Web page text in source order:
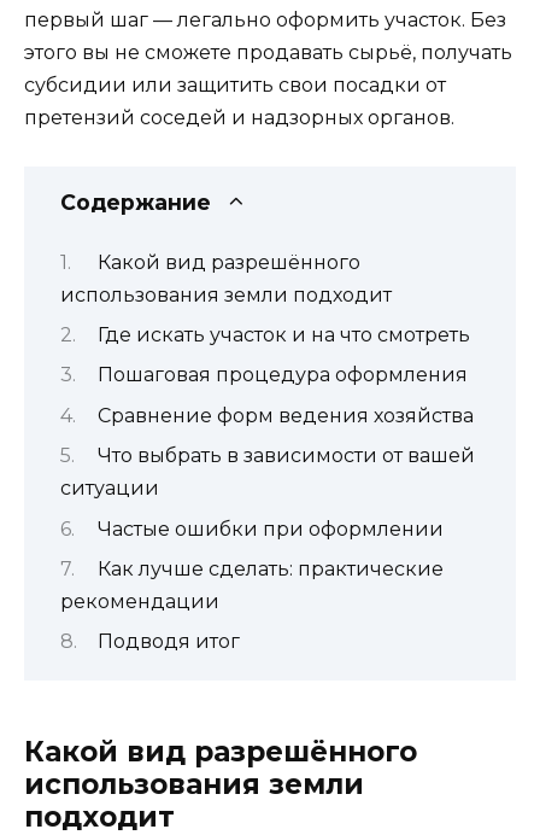
первый шаг — легально оформить участок. Без
этого вы не сможете продавать сырьё, получать
субсидии или защитить свои посадки от
претензий соседей и надзорных органов.
Содержание
Какой вид разрешённого
использования земли подходит
Где искать участок и на что смотреть
Пошаговая процедура оформления
Сравнение форм ведения хозяйства
Что выбрать в зависимости от вашей
ситуации
Частые ошибки при оформлении
Как лучше сделать: практические
рекомендации
Подводя итог
Какой вид разрешённого
использования земли
подходит